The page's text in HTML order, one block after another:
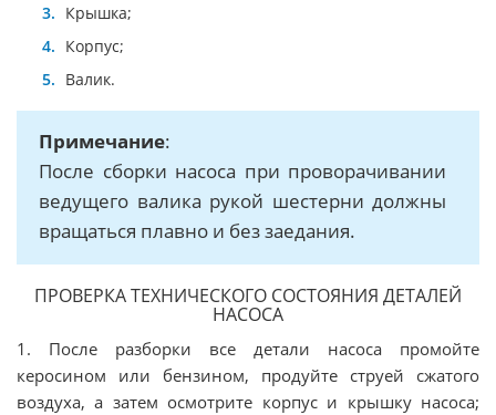
Крышка;
Корпус;
Валик.
Примечание:
После сборки насоса при проворачивании
ведущего валика рукой шестерни должны
вращаться плавно и без заедания.
ПРОВЕРКА ТЕХНИЧЕСКОГО СОСТОЯНИЯ ДЕТАЛЕЙ
НАСОСА
1. После разборки все детали насоса промойте
керосином или бензином, продуйте струей сжатого
воздуха, а затем осмотрите корпус и крышку насоса;